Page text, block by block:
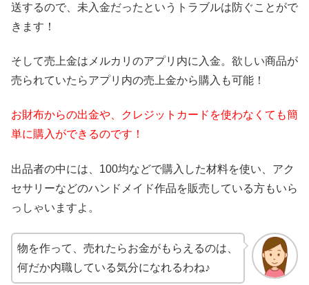
送するので、未入金だったというトラブルは防ぐことがで
きます！
そして売上金はメルカリのアプリ内に入金。欲しい商品が
売られていたらアプリ内の売上金から購入も可能！
お財布からの出金や、クレジットカードを使わなくても簡
単に購入ができるのです！
出品者の中には、100均などで購入した材料を使い、アク
セサリーなどのハンドメイド作品を販売している方もいら
っしゃいますよ。
物を作って、売れたらお金がもらえるのは、
何だか内職している気分になれるわね♪